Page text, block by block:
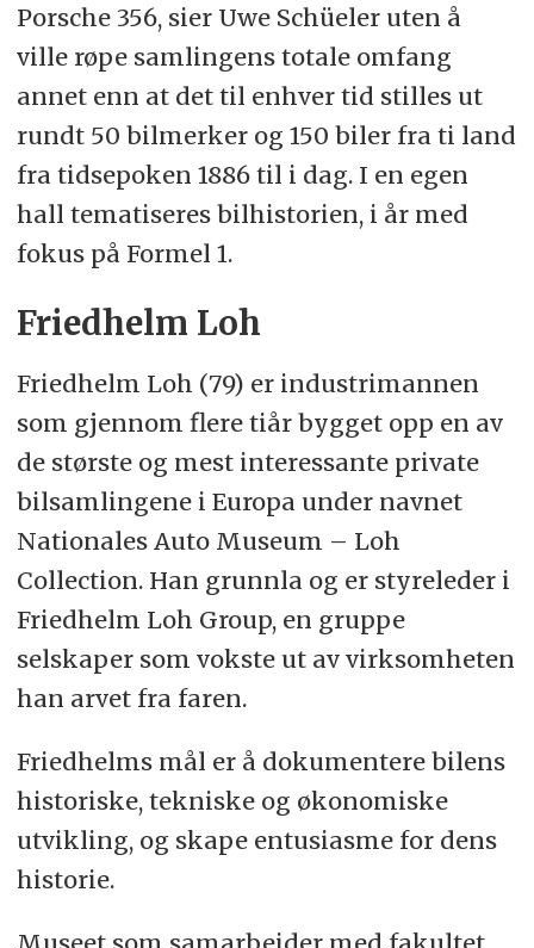
Porsche 356, sier Uwe Schüeler uten å
ville røpe samlingens totale omfang
annet enn at det til enhver tid stilles ut
rundt 50 bilmerker og 150 biler fra ti land
fra tidsepoken 1886 til i dag. I en egen
hall tematiseres bilhistorien, i år med
fokus på Formel 1.
Friedhelm Loh
Friedhelm Loh (79) er industrimannen
som gjennom flere tiår bygget opp en av
de største og mest interessante private
bilsamlingene i Europa under navnet
Nationales Auto Museum – Loh
Collection. Han grunnla og er styreleder i
Friedhelm Loh Group, en gruppe
selskaper som vokste ut av virksomheten
han arvet fra faren.
Friedhelms mål er å dokumentere bilens
historiske, tekniske og økonomiske
utvikling, og skape entusiasme for dens
historie.